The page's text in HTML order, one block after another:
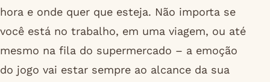
hora e onde quer que esteja. Não importa se
você está no trabalho, em uma viagem, ou até
mesmo na fila do supermercado – a emoção
do jogo vai estar sempre ao alcance da sua